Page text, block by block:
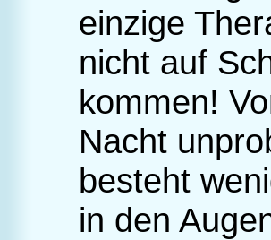
einzige
nicht auf
kommen!
Nacht
besteht
in den